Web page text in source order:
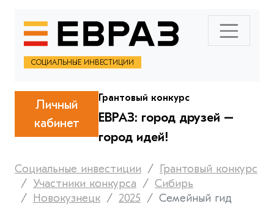
СОЦИАЛЬНЫЕ ИНВЕСТИЦИИ
Личный
кабинет
Грантовый конкурс
ЕВРАЗ: город друзей –
город идей!
Социальные инвестиции
Грантовый конкурс
Участники конкурса
Сибирь
Новокузнецк
2025 Семейный гид